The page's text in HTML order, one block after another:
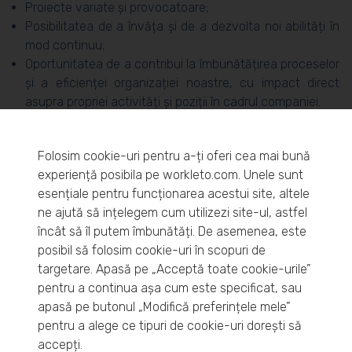
Proiecte variate și provocatoare;
Posibilitatea de a învăța și de a dezvolta noi abilități în
mod continuu;
Oportunitatea de a contribui la îmbunătățirea proceselor
și a eficienței organizației noastre, cu impact direct
asupra propriei activități și poziții în cadrul companiei.
Dacă ești o persoană organizată, atentă la detalii și
dornică să îți dezvoltați cariera într-un domeniu
dinmic, te încurajăm să candidezi pentru această
poziție. Ne dorim o colegă sau un coleg serio(a)s(ă) și
independent(ă) care să se alăture echipei noastre și să
contribuie la succesul organizației.
Folosim cookie-uri pentru a-ți oferi cea mai bună
experiență posibila pe workleto.com. Unele sunt
esențiale pentru funcționarea acestui site, altele
ne ajută să ințelegem cum utilizezi site-ul, astfel
încât să îl putem îmbunătăți. De asemenea, este
posibil să folosim cookie-uri în scopuri de
targetare. Apasă pe „Acceptă toate cookie-urile”
pentru a continua așa cum este specificat, sau
apasă pe butonul „Modifică preferințele mele”
pentru a alege ce tipuri de cookie-uri dorești să
accepți.